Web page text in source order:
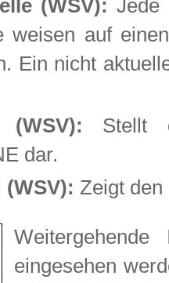
(WSV): Jede
weisen auf
Ein nicht
(WSV): Stellt
dar.
Zeigt den
eingesehen